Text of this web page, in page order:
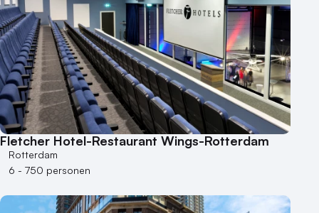
Fletcher Hotel-Restaurant Wings-Rotterdam
Rotterdam
6 - 750 personen